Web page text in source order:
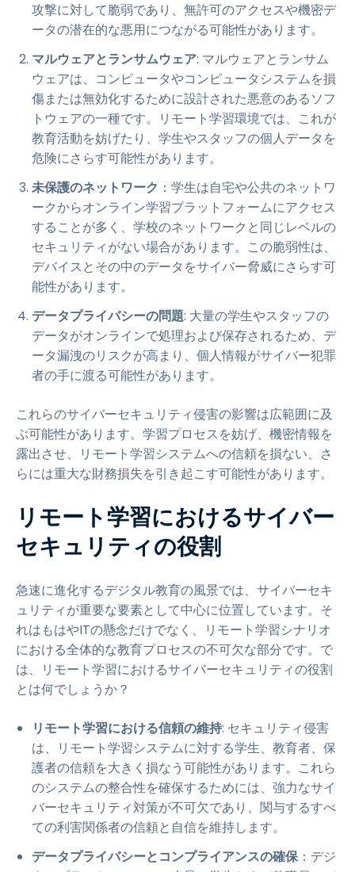
攻撃に対して脆弱であり、無許可のアクセスや機密デ
ータの潜在的な悪用につながる可能性があります。
マルウェアとランサムウェア: マルウェアとランサム
ウェアは、コンピュータやコンピュータシステムを損
傷または無効化するために設計された悪意のあるソフ
トウェアの一種です。リモート学習環境では、これが
教育活動を妨げたり、学生やスタッフの個人データを
危険にさらす可能性があります。
未保護のネットワーク ：学生は自宅や公共のネットワ
ークからオンライン学習プラットフォームにアクセス
することが多く、学校のネットワークと同じレベルの
セキュリティがない場合があります。この脆弱性は、
デバイスとその中のデータをサイバー脅威にさらす可
能性があります。
データプライバシーの問題: 大量の学生やスタッフの
データがオンラインで処理および保存されるため、デ
ータ漏洩のリスクが高まり、個人情報がサイバー犯罪
者の手に渡る可能性があります。
これらのサイバーセキュリティ侵害の影響は広範囲に及
ぶ可能性があります。学習プロセスを妨げ、機密情報を
露出させ、リモート学習システムへの信頼を損ない、さ
らには重大な財務損失を引き起こす可能性があります。
リモート学習におけるサイバー
セキュリティの役割
急速に進化するデジタル教育の風景では、サイバーセキ
ュリティが重要な要素として中心に位置しています。そ
れはもはやITの懸念だけでなく、リモート学習シナリオ
における全体的な教育プロセスの不可欠な部分です。で
は、リモート学習におけるサイバーセキュリティの役割
とは何でしょうか？
リモート学習における信頼の維持: セキュリティ侵害
は、リモート学習システムに対する学生、教育者、保
護者の信頼を大きく損なう可能性があります。これら
のシステムの整合性を確保するためには、強力なサイ
バーセキュリティ対策が不可欠であり、関与するすべ
ての利害関係者の信頼と自信を維持します。
データプライバシーとコンプライアンスの確保：デジ